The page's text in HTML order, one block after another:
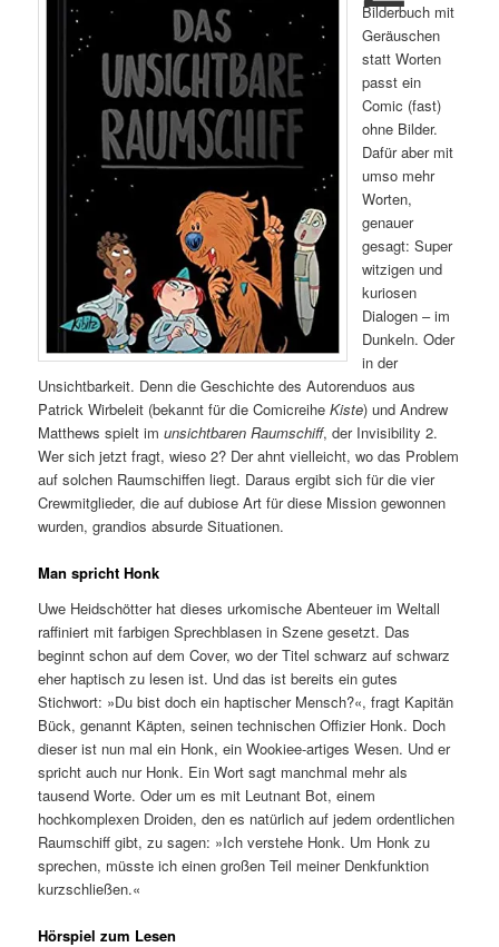
Bilderbuch mit
Geräuschen
statt Worten
passt ein
Comic (fast)
ohne Bilder.
Dafür aber mit
umso mehr
Worten,
genauer
gesagt: Super
witzigen und
kuriosen
Dialogen – im
Dunkeln. Oder
in der
Unsichtbarkeit. Denn die Geschichte des Autorenduos aus
Patrick Wirbeleit (bekannt für die ComicreiheKiste) und Andrew
Matthews spielt imunsichtbaren Raumschiff, der Invisibility 2.
Wer sich jetzt fragt, wieso 2? Der ahnt vielleicht, wo das Problem
auf solchen Raumschiffen liegt. Daraus ergibt sich für die vier
Crewmitglieder, die auf dubiose Art für diese Mission gewonnen
wurden, grandios absurde Situationen.
Man spricht Honk
Uwe Heidschötter hat dieses urkomische Abenteuer im Weltall
raffiniert mit farbigen Sprechblasen in Szene gesetzt. Das
beginnt schon auf dem Cover, wo der Titel schwarz auf schwarz
eher haptisch zu lesen ist. Und das ist bereits ein gutes
Stichwort: »Du bist doch ein haptischer Mensch?«, fragt Kapitän
Bück, genannt Käpten, seinen technischen Offizier Honk. Doch
dieser ist nun mal ein Honk, ein Wookiee-artiges Wesen. Und er
spricht auch nur Honk. Ein Wort sagt manchmal mehr als
tausend Worte. Oder um es mit Leutnant Bot, einem
hochkomplexen Droiden, den es natürlich auf jedem ordentlichen
Raumschiff gibt, zu sagen: »Ich verstehe Honk. Um Honk zu
sprechen, müsste ich einen großen Teil meiner Denkfunktion
kurzschließen.«
Hörspiel zum Lesen